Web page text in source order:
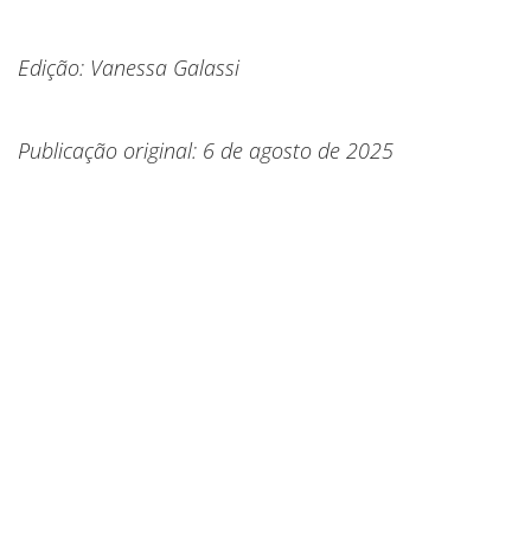
Edição: Vanessa Galassi
Publicação original: 6 de agosto de 2025